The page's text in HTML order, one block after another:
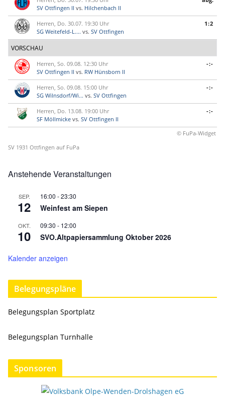
SV Ottfingen II vs. Hilchenbach II
Herren, Do. 30.07. 19:30 Uhr
SG Weitefeld-L.... vs. SV Ottfingen
1:2
VORSCHAU
Herren, So. 09.08. 12:30 Uhr
SV Ottfingen II vs. RW Hünsborn II
-:-
Herren, So. 09.08. 15:00 Uhr
SG Wilnsdorf/Wi... vs. SV Ottfingen
-:-
Herren, Do. 13.08. 19:00 Uhr
SF Möllmicke vs. SV Ottfingen II
-:-
© FuPa-Widget
SV 1931 Ottfingen auf FuPa
Anstehende Veranstaltungen
SEP.
12
16:00 -23:30
Weinfest am Siepen
OKT.
10
09:30 - 12:00
SVO.Altpapiersammlung Oktober 2026
Kalender anzeigen
Belegungspläne
Belegungsplan Sportplatz
Belegungsplan Turnhalle
Sponsoren